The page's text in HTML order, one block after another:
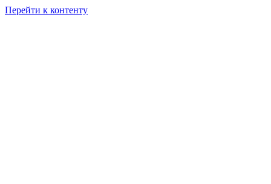
Перейти к контенту